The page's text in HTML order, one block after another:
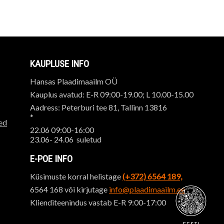
KAUPLUSE INFO
Hansas Plaadimaailm OÜ
Kauplus avatud: E-R 09:00-19.00; L 10.00-15.00
Aadress: Peterburi tee 81, Tallinn 13816
*
22.06 09:00-16:00
23.06- 24.06 suletud
E-POE INFO
Küsimuste korral helistage(+372) 6564 189,
6564 168 või kirjutage info@plaadimaailm.ee
Klienditeenindus vastab E-R 9:00-17:00